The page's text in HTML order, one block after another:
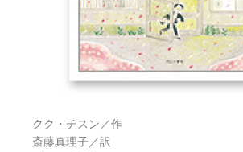
クク・チスン／作
斎藤真理子／訳